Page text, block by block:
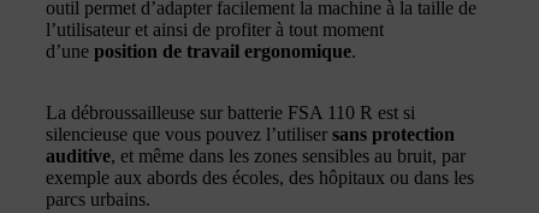
outil permet d’adapter facilement la machine à la taille de
l’utilisateur et ainsi de profiter à tout moment
d’une position de travail ergonomique.
La débroussailleuse sur batterie FSA 110 R est si
silencieuse que vous pouvez l’utiliser sans protection
auditive, et même dans les zones sensibles au bruit, par
exemple aux abords des écoles, des hôpitaux ou dans les
parcs urbains.